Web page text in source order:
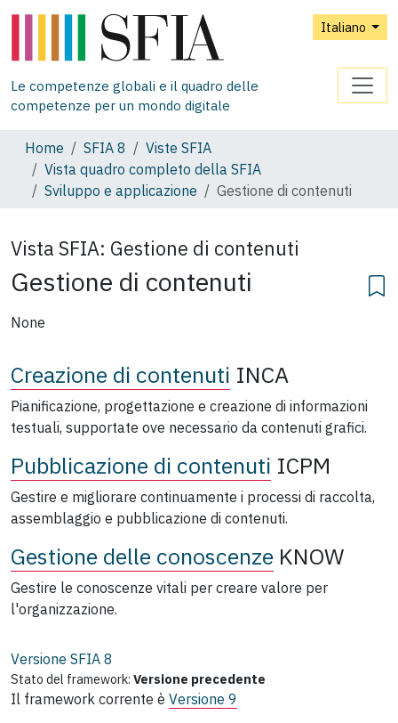
Italiano
Le competenze globali e il quadro delle
competenze per un mondo digitale
Home SFIA 8
Viste SFIA
Vista quadro completo della SFIA
Sviluppo e applicazione
Gestione di contenuti
Vista SFIA: Gestione di contenuti
Gestione di contenuti
None
Creazione di contenuti INCA
Pianificazione, progettazione e creazione di informazioni
testuali, supportate ove necessario da contenuti grafici.
Pubblicazione di contenuti ICPM
Gestire e migliorare continuamente i processi di raccolta,
assemblaggio e pubblicazione di contenuti.
Gestione delle conoscenze KNOW
Gestire le conoscenze vitali per creare valore per
l'organizzazione.
Versione SFIA 8
Stato del framework: Versione precedente
Il framework corrente è Versione 9